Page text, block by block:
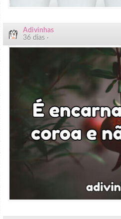
Adivinhas
36 dias ·